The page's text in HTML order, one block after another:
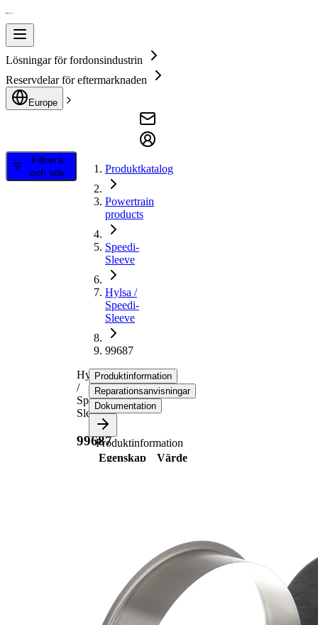
Lösningar för fordonsindustrin
Reservdelar för eftermarknaden
Europe
Filtrera
och sök
Produktkatalog
Powertrain
products
Speedi-
Sleeve
Hylsa /
Speedi-
Sleeve
99687
Hylsa
/
Speedi-
Sleeve
99687
Produktinformation
Reparationsanvisningar
Dokumentation
Produktinformation
Egenskap
Värde
axeldiameter
175,01
mm
Insticksdjup